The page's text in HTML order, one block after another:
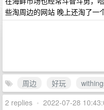
些淘周边的网站 晚上还淘了一
周边 好玩
2 replies • 2022-07-28